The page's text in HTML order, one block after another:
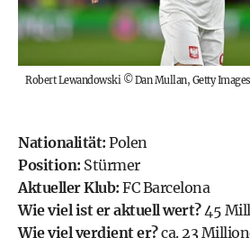
Robert Lewandowski©Dan Mullan, Getty Images
Nationalität: Polen
Position: Stürmer
Aktueller Klub: FC Barcelona
Wie viel ist er aktuell wert?45
Wie viel verdient er?ca. 23